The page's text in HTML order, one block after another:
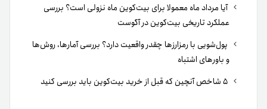
آیا مرداد ماه معمولا برای بیت‌کوین ماه نزولی است؟ بررسی
عملکرد تاریخی بیت‌کوین در آگوست
پول‌شویی با رمزارزها چقدر واقعیت دارد؟ بررسی آمارها، روش‌ها
و باورهای اشتباه